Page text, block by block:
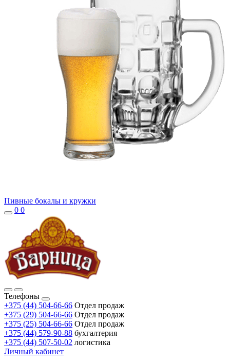
Пивные бокалы и кружки
0 0
Телефоны
+375 (44) 504-66-66 Отдел продаж
+375 (29) 504-66-66 Отдел продаж
+375 (25) 504-66-66 Отдел продаж
+375 (44) 579-90-88 бухгалтерия
+375 (44) 507-50-02 логистика
Личный кабинет